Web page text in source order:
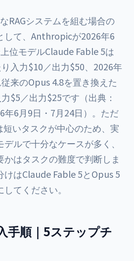
RAGシステムを組む場合の
して、Anthropicが2026年6
位モデルClaude Fable 5は
入力$10／出力$50、2026年
来のOpus 4.8を置き換えた
$5／出力$25です（出典：
6月9日・7月24日）。ただ
短いタスクが中心のため、実
ルで十分なケースが多く、
はタスクの難度で判断しま
けはClaude Fable 5とOpus 5
してください。
手順｜5ステップチ